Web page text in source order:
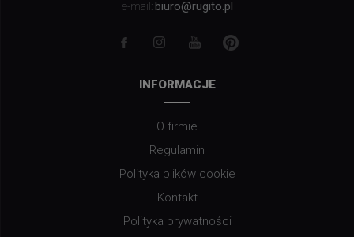
e-mail: biuro@rugito.pl
INFORMACJE
O firmie
Regulamin
Polityka plików cookie
Kontakt
Polityka prywatności